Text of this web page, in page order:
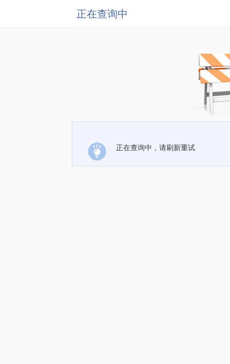
正在查询中
正在查询中，请刷新重试